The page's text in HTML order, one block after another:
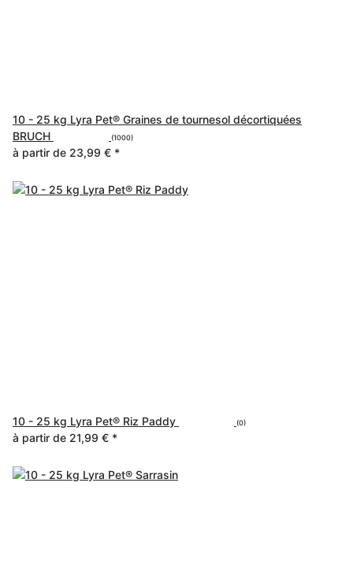
10 - 25 kg Lyra Pet® Graines de tournesol décortiquées
BRUCH
(1000)
à partir de 23,99 € *
10 - 25 kg Lyra Pet® Riz Paddy (0)
à partir de 21,99 € *